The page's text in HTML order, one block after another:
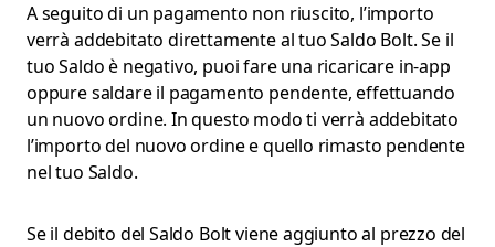
A seguito di un pagamento non riuscito, l’importo
verrà addebitato direttamente al tuo Saldo Bolt. Se il
tuo Saldo è negativo, puoi fare una ricaricare in-app
oppure saldare il pagamento pendente, effettuando
un nuovo ordine. In questo modo ti verrà addebitato
l’importo del nuovo ordine e quello rimasto pendente
nel tuo Saldo.
Se il debito del Saldo Bolt viene aggiunto al prezzo del